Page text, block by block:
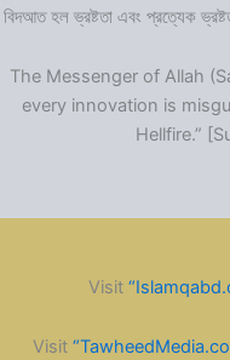
বিদআত হল ভ্রষ্টতা এবং প্রত্যেক
The Messenger of Allah
every innovation is
Hellfire.”
Visit
Visit